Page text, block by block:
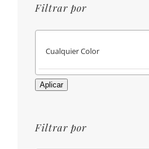
Filtrar por
Aplicar
Filtrar por